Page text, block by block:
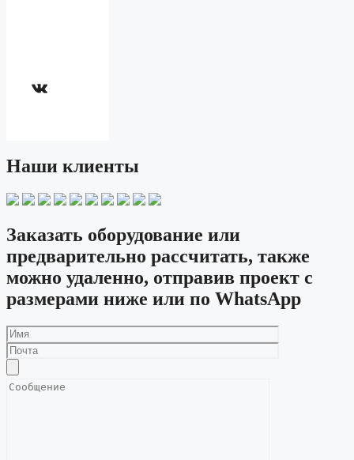
ВКонтакте
Наши клиенты
Заказать оборудование или
предварительно рассчитать, также
можно удаленно, отправив проект с
размерами ниже или по WhatsApp